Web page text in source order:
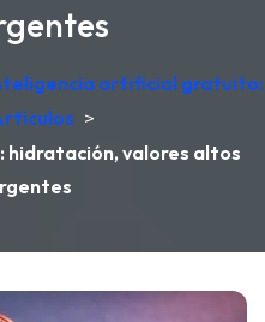
artificial
>
hidratación, valores altos